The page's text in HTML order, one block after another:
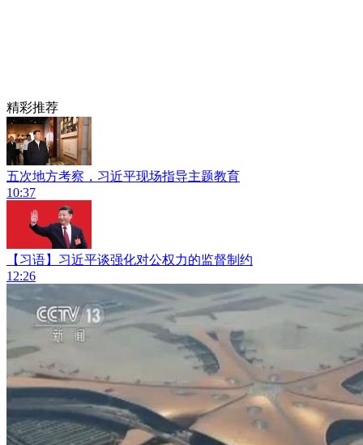
精彩推荐
五次地方考察，习近平现场指导主题教育
10:37
【习语】习近平谈强化对公权力的监督制约
12:26